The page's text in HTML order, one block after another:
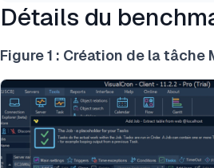
Détails du
Figure 1 : Création de la tâche